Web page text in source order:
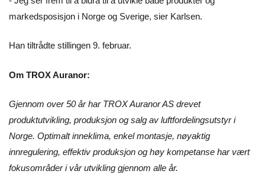
markedsposisjon i Norge og Sverige, sier Karlsen.
Han tiltrådte stillingen 9. februar.
Om TROX Auranor:
Gjennom over 50 år har TROX Auranor AS drevet
produktutvikling, produksjon og salg av luftfordelingsutstyr i
Norge. Optimalt inneklima, enkel montasje, nøyaktig
innregulering, effektiv produksjon og høy kompetanse har vært
fokusområder i vår utvikling gjennom alle år.